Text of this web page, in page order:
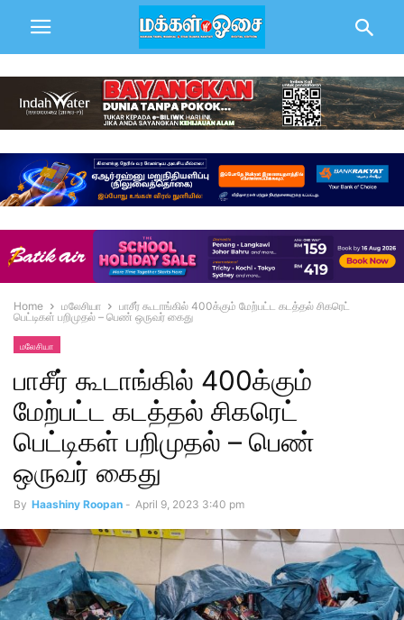
Home மலேசியா
பாசீர் கூடாங்கில் 400க்கும் மேற்பட்ட கடத்தல் சிகரெட்
பெட்டிகள் பறிமுதல் – பெண் ஒருவர் கைது
மலேசியா
பாசீர் கூடாங்கில் 400க்கும்
மேற்பட்ட கடத்தல் சிகரெட்
பெட்டிகள் பறிமுதல் – பெண்
ஒருவர் கைது
By Haashiny Roopan - April 9, 2023 3:40 pm